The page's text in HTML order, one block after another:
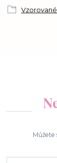
Můžete